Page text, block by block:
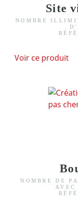
Site
NOMBRE
Voir ce produit
NOMBRE DE
AVEC